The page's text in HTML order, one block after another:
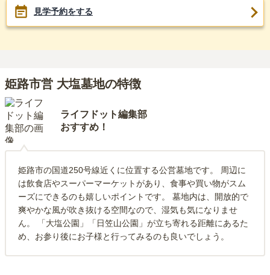
見学予約をする
姫路市営 大塩墓地の特徴
ライフドット編集部
おすすめ！
姫路市の国道250号線近くに位置する公営墓地です。 周辺に
は飲食店やスーパーマーケットがあり、食事や買い物がスム
ーズにできるのも嬉しいポイントです。 墓地内は、開放的で
爽やかな風が吹き抜ける空間なので、湿気も気になりませ
ん。 「大塩公園」「日笠山公園」が立ち寄れる距離にあるた
め、お参り後にお子様と行ってみるのも良いでしょう。